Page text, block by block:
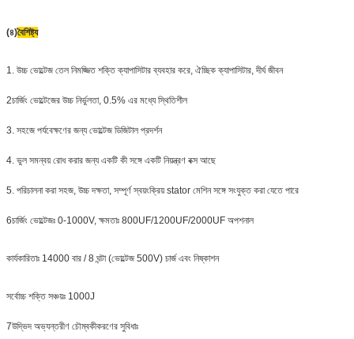
(৪)বৈশিষ্ট্য
1. উচ্চ ভোল্টেজ তেল নিমজ্জিত শক্তি ক্যাপাসিটার ব্যবহার করে, ঐচ্ছিক ক্যাপাসিটার, দীর্ঘ জীবন
2চার্জিং ভোল্টেজের উচ্চ নির্ভুলতা, 0.5% এর মধ্যে স্থিতিশীল
3. সহজে পর্যবেক্ষণের জন্য ভোল্টেজ ডিজিটাল প্রদর্শন
4. ভুল সমন্বয় রোধ করার জন্য একটি কী সঙ্গে একটি নিয়ন্ত্রণ বক্স আছে
5. পরিচালনা করা সহজ, উচ্চ দক্ষতা, সম্পূর্ণ স্বয়ংক্রিয় stator মেশিন সঙ্গে সংযুক্ত করা যেতে পারে
6চার্জিং ভোল্টেজঃ 0-1000V, ক্ষমতাঃ 800UF/1200UF/2000UF অপশনাল
কার্যকারিতাঃ 14000 বার / 8 ঘন্টা (ভোল্টেজ 500V) চার্জ এবং নিষ্কাশন
সর্বোচ্চ শক্তি সঞ্চয়ঃ 1000J
7উদ্ভিদ অভ্যন্তরীণ চৌম্বকীকরণের সুবিধাঃ